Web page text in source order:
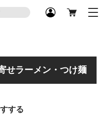
せラーメン・つけ麺
する